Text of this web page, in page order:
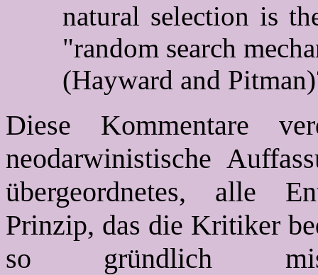
natural selection is
"random search
(Hayward and
Diese Kommentare
neodarwinistische
übergeordnetes, alle
Prinzip, das die Kritiker
so gründlich